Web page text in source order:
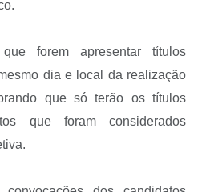
forem apresentar títulos
dia e local da realização
que só terão os títulos
que foram considerados